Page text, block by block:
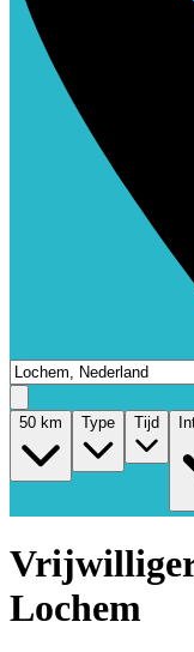
50 km Type Tijd
Lochem